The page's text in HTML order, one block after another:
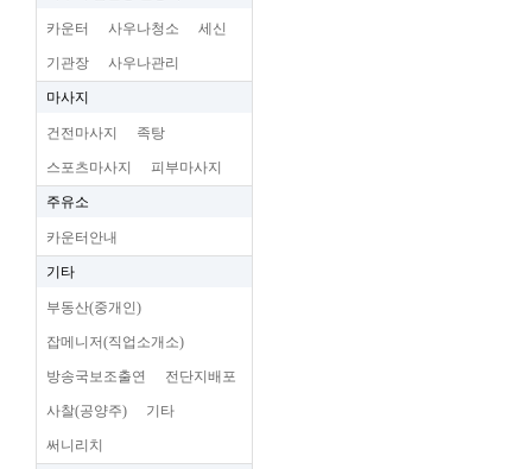
카운터 사우나청소 세신
기관장 사우나관리
마사지
건전마사지 족탕
스포츠마사지 피부마사지
주유소
카운터안내
기타
부동산(중개인)
잡메니저(직업소개소)
방송국보조출연 전단지배포
사찰(공양주) 기타
써니리치